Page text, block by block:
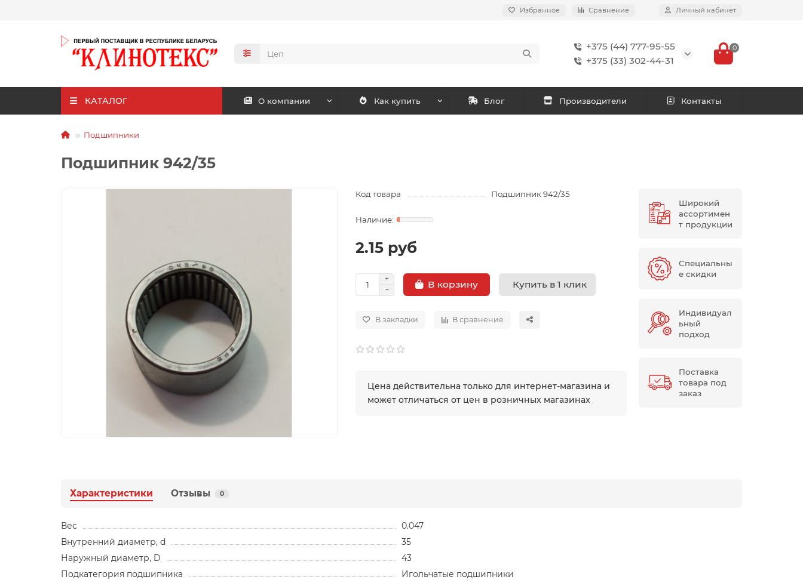
Избранное Сравнение Личный кабинет
+375 (44) 777-95-55
+375 (33) 302-44-31
0
КАТАЛОГ О компании Как купить Блог Производители Контакты
Подшипники
Подшипник 942/35
Код товара Подшипник 942/35
2.15 руб
В корзину Купить в 1 клик
В закладки В сравнение
Цена действительна только для интернет-магазина и
может отличаться от цен в розничных магазинах
Широкий
ассортимен
т продукции
Специальны
е скидки
Индивидуал
ьный
подход
Поставка
товара под
заказ
Характеристики Отзывы 0
Вес
0.047
Внутренний диаметр, d
35
Наружный диаметр, D
43
Подкатегория подшипника
Игольчатые подшипники